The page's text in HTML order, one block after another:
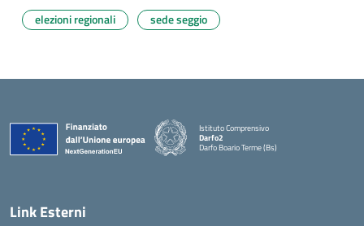
elezioni regionali sede seggio
Istituto Comprensivo
Darfo2
Darfo Boario Terme (Bs)
Link Esterni